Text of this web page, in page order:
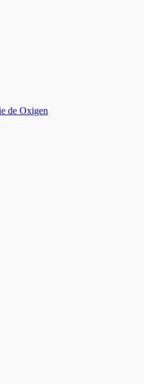
de Oxigen